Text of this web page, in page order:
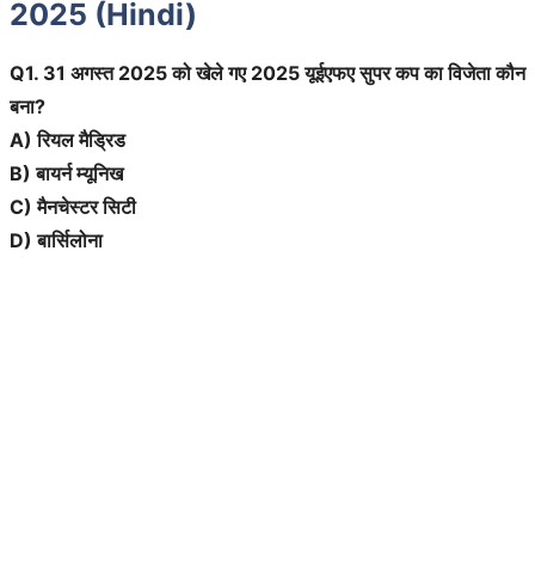
2025 (Hindi)
Q1. 31 अगस्त 2025 को खेले गए 2025 यूईएफए सुपर कप का विजेता कौन
बना?
A) रियल मैड्रिड
B) बायर्न म्यूनिख
C) मैनचेस्टर सिटी
D) बार्सिलोना